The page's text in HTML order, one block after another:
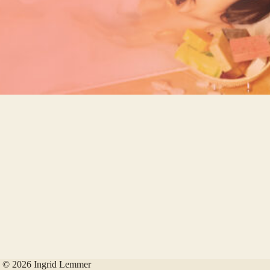
© 2026 Ingrid Lemmer